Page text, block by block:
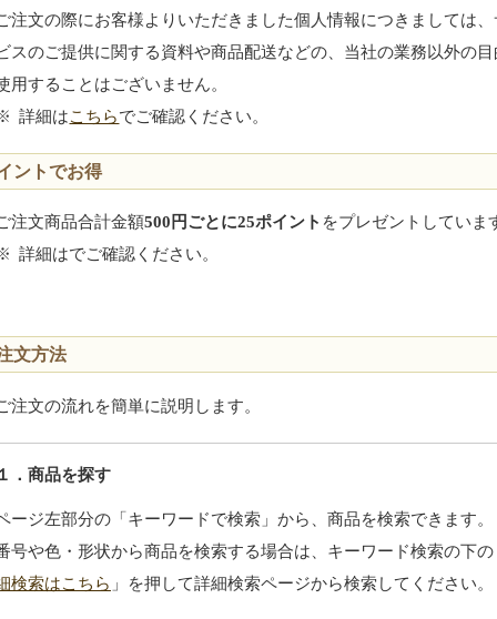
注文の際にお客様よりいただきました個人情報につきましては、
スのご提供に関する資料や商品配送などの、当社の業務以外の目
用することはございません。
詳細はこちらでご確認ください。
ントでお得
注文商品合計金額500円ごとに25ポイント をプレゼントしていま
詳細はでご確認ください。
文方法
注文の流れを簡単に説明します。
．商品を探す
ージ左部分の「キーワードで検索」から、商品を検索できます。
号や色・形状から商品を検索する場合は、キーワード検索の下の
検索はこちら 」を押して詳細検索ページから検索してください。